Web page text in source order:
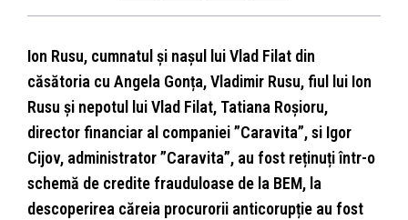
Ion Rusu, cumnatul și nașul lui Vlad Filat din
căsătoria cu Angela Gonța, Vladimir Rusu, fiul lui Ion
Rusu și nepotul lui Vlad Filat, Tatiana Roșioru,
director financiar al companiei ”Caravita”, si Igor
Cijov, administrator ”Caravita”, au fost reținuți într-o
schemă de credite frauduloase de la BEM, la
descoperirea căreia procurorii anticorupție au fost